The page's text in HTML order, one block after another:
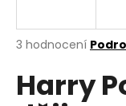
Průměrné
produktu
je
3 hodnocení
Harry
j
t